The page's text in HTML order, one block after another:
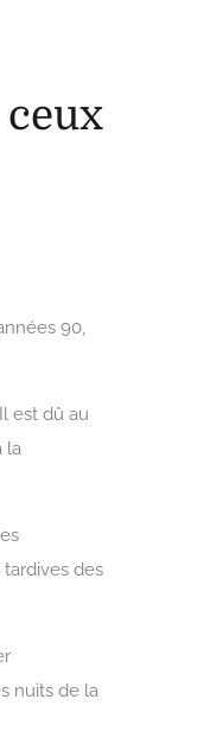
90,
est dû au
la
des
nuits de la